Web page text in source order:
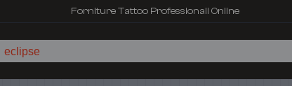
Forniture Tattoo Professionali Online
ecli